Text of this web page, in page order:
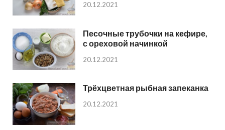
20.12.2021
Песочные трубочки на кефире,
с ореховой начинкой
20.12.2021
Трёхцветная рыбная запеканка
20.12.2021